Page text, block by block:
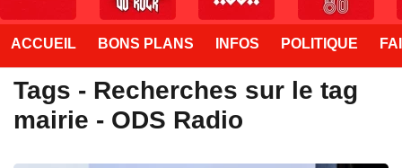
ACCUEIL BONS PLANS INFOS POLITIQUE
Tags - Recherches sur le tag
mairie - ODS Radio